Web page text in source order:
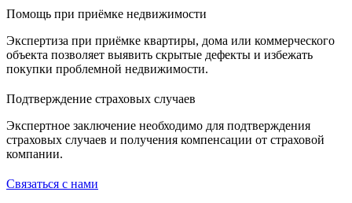
Помощь при приёмке недвижимости
Экспертиза при приёмке квартиры, дома или коммерческого
объекта позволяет выявить скрытые дефекты и избежать
покупки проблемной недвижимости.
Подтверждение страховых случаев
Экспертное заключение необходимо для подтверждения
страховых случаев и получения компенсации от страховой
компании.
Связаться с нами